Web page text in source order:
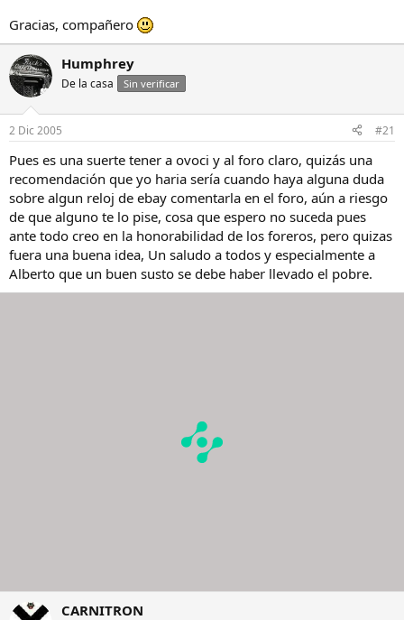
Gracias, compañero
Humphrey
De la casa Sin verificar
2 Dic 2005 #21
Pues es una suerte tener a ovoci y al foro claro, quizás una
recomendación que yo haria sería cuando haya alguna duda
sobre algun reloj de ebay comentarla en el foro, aún a riesgo
de que alguno te lo pise, cosa que espero no suceda pues
ante todo creo en la honorabilidad de los foreros, pero quizas
fuera una buena idea, Un saludo a todos y especialmente a
Alberto que un buen susto se debe haber llevado el pobre.
CARNITRON